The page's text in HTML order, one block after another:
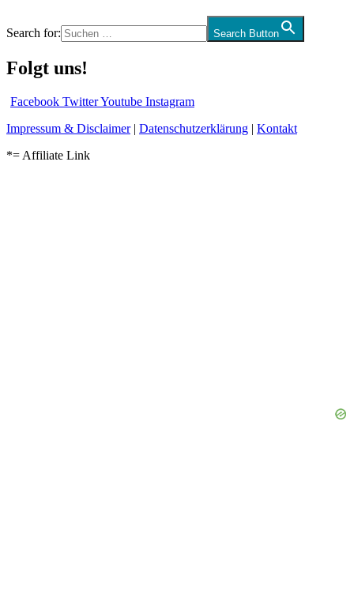
Search for: Search Button
Folgt uns!
Facebook TwitterYoutube Instagram
Impressum & Disclaimer| Datenschutzerklärung | Kontakt
*= Affiliate Link